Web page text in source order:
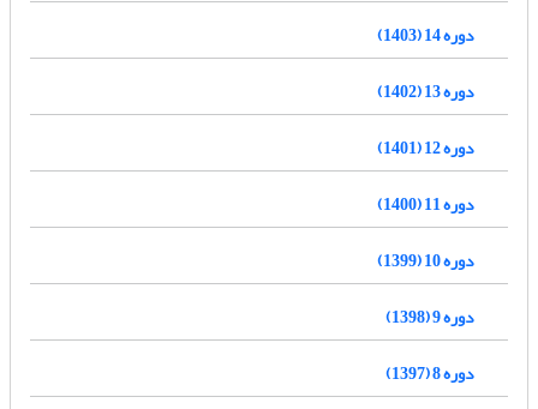
دوره 14 (1403)
دوره 13 (1402)
دوره 12 (1401)
دوره 11 (1400)
دوره 10 (1399)
دوره 9 (1398)
دوره 8 (1397)